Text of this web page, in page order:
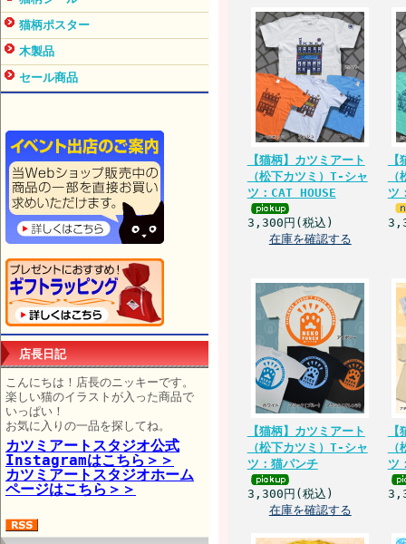
猫柄ポスター
木製品
セール商品
店長日記
こんにちは！店長のニッキーです。
楽しい猫のイラストが入った商品で
いっぱい！
お気に入りの一品を探してね。
カツミアートスタジオ公式
Instagramはこちら＞＞
カツミアートスタジオホーム
ページはこちら＞＞
【猫柄】カツミアート
（松下カツミ）T-シャ
ツ：CAT HOUSE
3,300円(税込)
在庫を確認する
ツ
【猫柄】カツミアート
（松下カツミ）T-シャ
ツ：猫パンチ
3,300円(税込)
在庫を確認する
ツ